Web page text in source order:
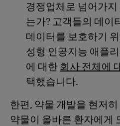
경쟁업체로 넘어가
는가? 고객들의 데이
데이터를 보호하기
성형 인공지능 애플
에 대한 회사 전체에
택했습니다.
한편, 약물 개발을 현저
약물이 올바른 환자에게